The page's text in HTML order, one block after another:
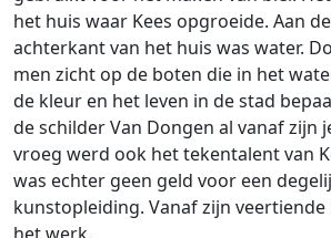
het huis waar Kees opgroeide. Aan
achterkant van het huis was water.
men zicht op de boten die in het
de kleur en het leven in de stad
de schilder Van Dongen al vanaf zijn
vroeg werd ook het tekentalent van
was echter geen geld voor een
kunstopleiding. Vanaf zijn veertiende